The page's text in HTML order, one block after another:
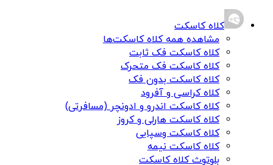
کلاه کاسکت
مشاهده همه کلاه کاسکت‌ها
کلاه کاسکت فک ثابت
کلاه کاسکت فک متحرک
کلاه کاسکت بدون فک
کلاه کراسی و آفرود
کلاه کاسکت اندرو و ادونچر (مسافرتی)
کلاه کاسکت هارلی و کروز
کلاه کاسکت وسپایی
کلاه کاسکت نیمه
بلوتوث کلاه کاسکت